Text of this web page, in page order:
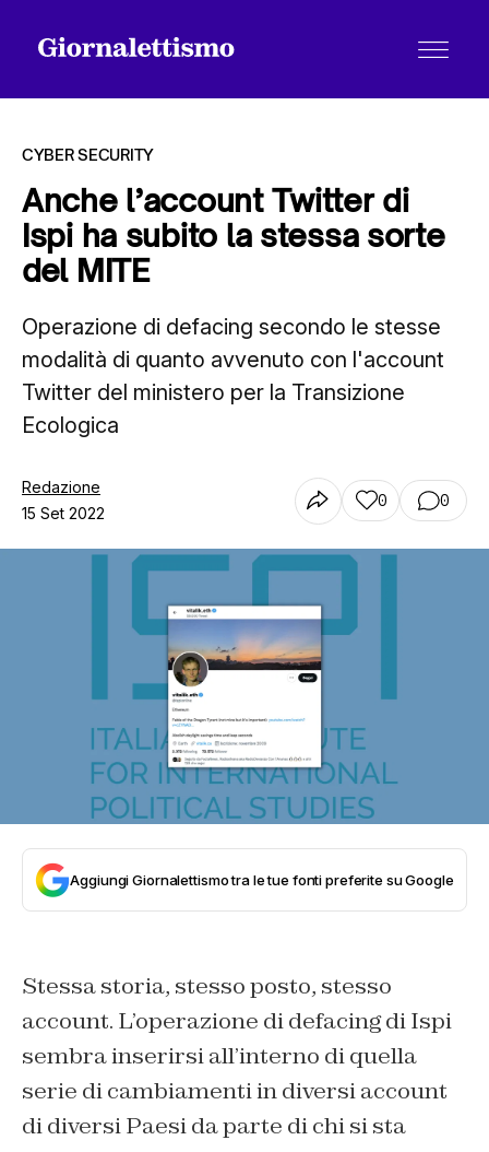
Tutti gli articoli
Chi siamo
Contatti
CYBER SECURITY
Anche l’account Twitter di
Ispi ha subito la stessa sorte
del MITE
Operazione di defacing secondo le stesse
modalità di quanto avvenuto con l'account
Twitter del ministero per la Transizione
Ecologica
Redazione
15 Set 2022
0 0
Aggiungi Giornalettismo tra le tue fonti preferite su Google
Stessa storia, stesso posto, stesso
account. L’operazione di defacing di Ispi
sembra inserirsi all’interno di quella
serie di cambiamenti in diversi account
di diversi Paesi da parte di chi si sta